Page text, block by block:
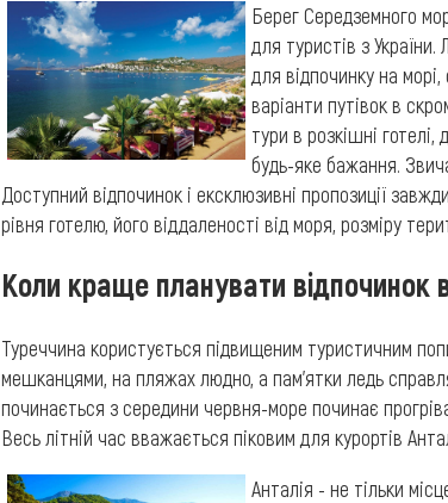
Берег Середземного
для туристів з
для відпочинку на
варіанти путівок в
тури в розкішні
будь-яке бажання.
Доступний відпочинок і ексклюзивні пропозиції
рівня готелю, його віддаленості від моря, розміру
Коли краще планувати відпочинок
Туреччина користується підвищеним туристичним
мешканцями, на пляжах людно, а пам'ятки ледь
починається з середини червня-море починає
Весь літній час вважається піковим для курортів
Анталія - не тільки